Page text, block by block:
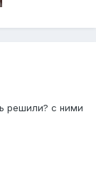
решили? с ними